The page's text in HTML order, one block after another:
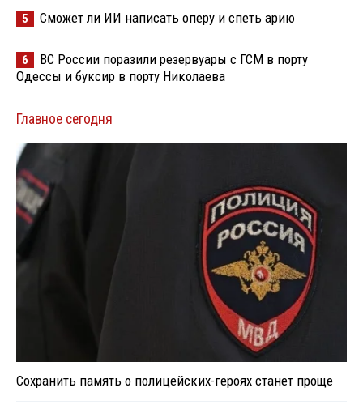
5 Сможет ли ИИ написать оперу и спеть арию
6
ВС России поразили резервуары с ГСМ в порту
Одессы и буксир в порту Николаева
Главное сегодня
Сохранить память о полицейских-героях станет проще